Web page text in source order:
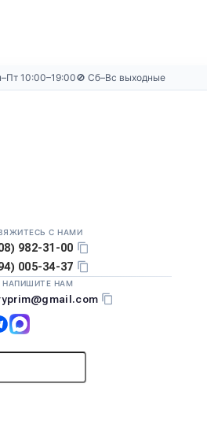
10:00–19:00🚫 Сб–Вс выходные
С НАМИ
982-31-00
005-34-37
НАМ